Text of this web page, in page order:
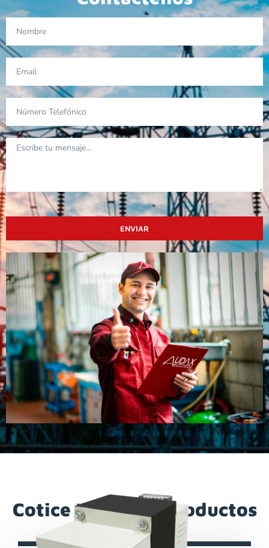
ENVIAR
Cotice Nuestros Productos